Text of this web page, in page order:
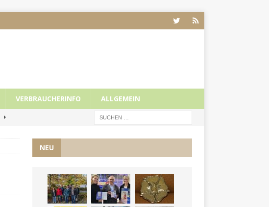
VERBRAUCHERINFO ALLGEMEIN
NEU